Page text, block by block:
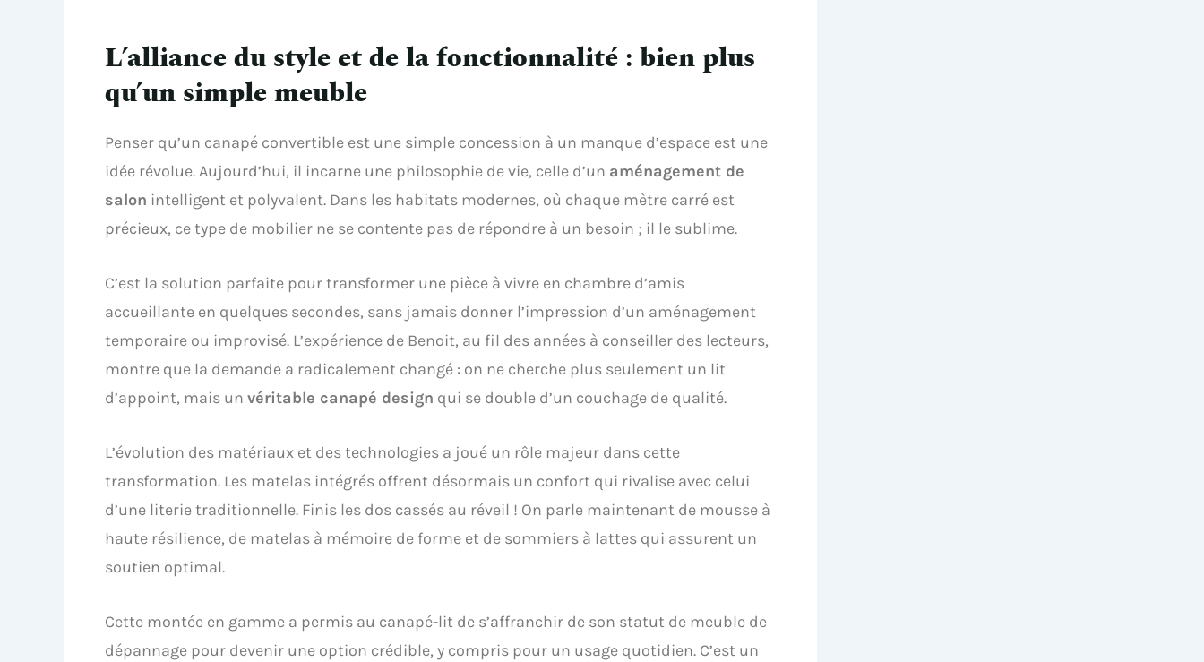
L’alliance du style et de la fonctionnalité : bien plus
qu’un simple meuble
Penser qu’un canapé convertible est une simple concession à un manque d’espace est une
idée révolue. Aujourd’hui, il incarne une philosophie de vie, celle d’un aménagement de
salon intelligent et polyvalent. Dans les habitats modernes, où chaque mètre carré est
précieux, ce type de mobilier ne se contente pas de répondre à un besoin ; il le sublime.
C’est la solution parfaite pour transformer une pièce à vivre en chambre d’amis
accueillante en quelques secondes, sans jamais donner l’impression d’un aménagement
temporaire ou improvisé. L’expérience de Benoit, au fil des années à conseiller des lecteurs,
montre que la demande a radicalement changé : on ne cherche plus seulement un lit
d’appoint, mais un véritable canapé design qui se double d’un couchage de qualité.
L’évolution des matériaux et des technologies a joué un rôle majeur dans cette
transformation. Les matelas intégrés offrent désormais un confort qui rivalise avec celui
d’une literie traditionnelle. Finis les dos cassés au réveil ! On parle maintenant de mousse à
haute résilience, de matelas à mémoire de forme et de sommiers à lattes qui assurent un
soutien optimal.
Cette montée en gamme a permis au canapé-lit de s’affranchir de son statut de meuble de
dépannage pour devenir une option crédible, y compris pour un usage quotidien. C’est un